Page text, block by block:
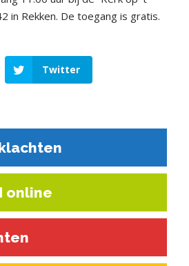
in Rekken. De toegang is gratis.
Twitter
online